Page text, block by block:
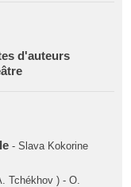
d'auteurs
- Slava Kokorine
Tchékhov ) - O.